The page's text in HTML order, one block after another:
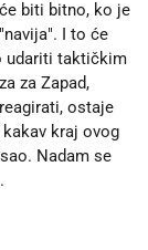
biti bitno, ko je
I to će
udariti taktičkim
za Zapad,
ostaje
kraj ovog
Nadam se